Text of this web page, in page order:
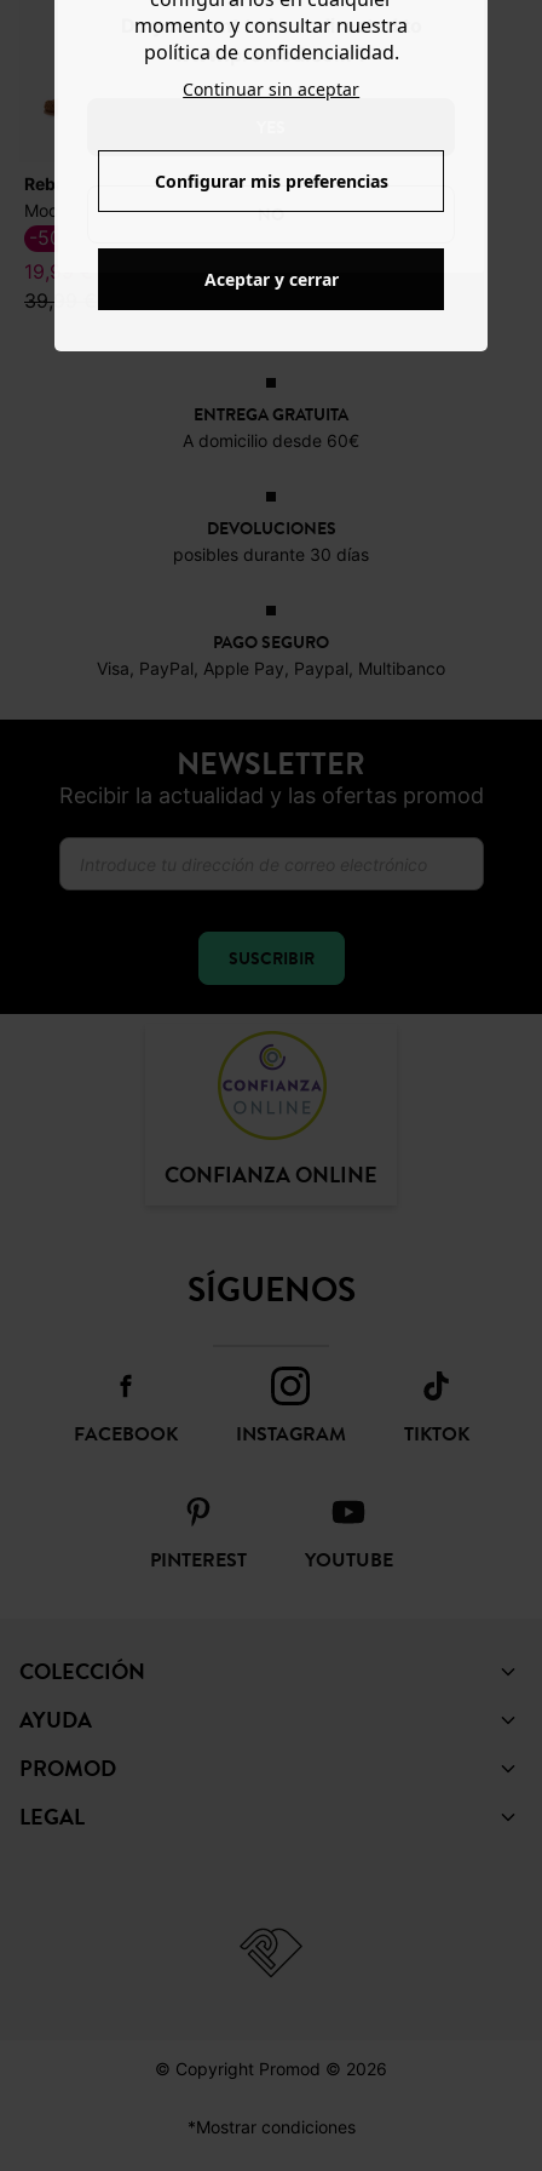
Do you want to be redirected to
www.promod.com ?
NO
Rebajas
Mocasines piel de ante
19,99 €
39,99 €
-50%
ENTREGA GRATUITA
A domicilio desde 60€
DEVOLUCIONES
posibles durante 30 días
PAGO SEGURO
Visa, PayPal, Apple Pay, Paypal, Multibanco
NEWSLETTER
Recibir la actualidad y las ofertas promod
SUSCRIBIR
CONFIANZA ONLINE
SÍGUENOS
FACEBOOK INSTAGRAM TIKTOK
PINTEREST YOUTUBE
COLECCIÓN
AYUDA
PROMOD
LEGAL
© Copyright Promod © 2026
*Mostrar condiciones
momento y consultar nuestra
política de confidencialidad.
Continuar sin aceptar
Configurar mis preferencias
Aceptar y cerrar